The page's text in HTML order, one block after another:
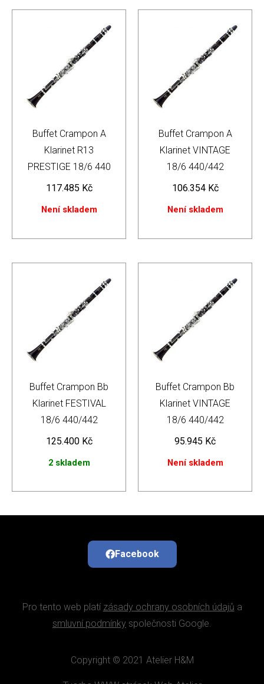
Buffet Crampon A
Klarinet R13
PRESTIGE 18/6 440
117.485 Kč
Není skladem
Buffet Crampon A
Klarinet VINTAGE
18/6 440/442
106.354 Kč
Není skladem
Buffet Crampon Bb
Klarinet FESTIVAL
18/6 440/442
125.400 Kč
2 skladem
Buffet Crampon Bb
Klarinet VINTAGE
18/6 440/442
95.945 Kč
Není skladem
Facebook
Pro tento web platí zásady ochrany osobních údajů a
smluvní podmínky společnosti Google.
Copyright © 2021 Atelier H&M